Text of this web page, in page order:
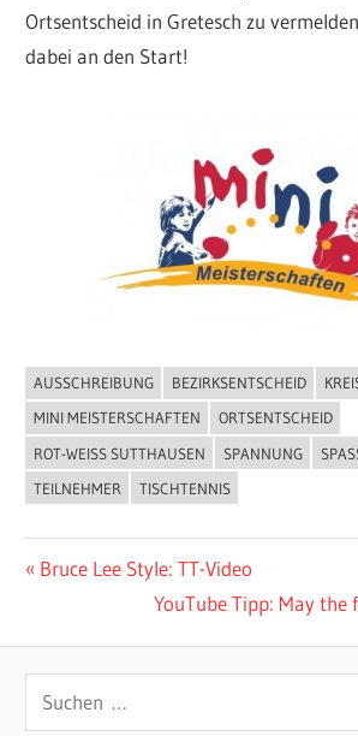
Ortsentscheid in Gretesch zu
dabei an den Start!
ALLGEMEIN
AUSSCHREIBUNG BEZIRKSENTSCHEID
MINI MEISTERSCHAFTEN
ORTSENTSCHEID
ROT-WEISS SUTTHAUSEN
SPANNUNG SPASS
TEILNEHMER
TISCHTENNIS
Beitragsnavigation
Vorheriger
Bruce Lee Style: TT-Video
Nächster
YouTube Tipp: May the
Suchen
nach: